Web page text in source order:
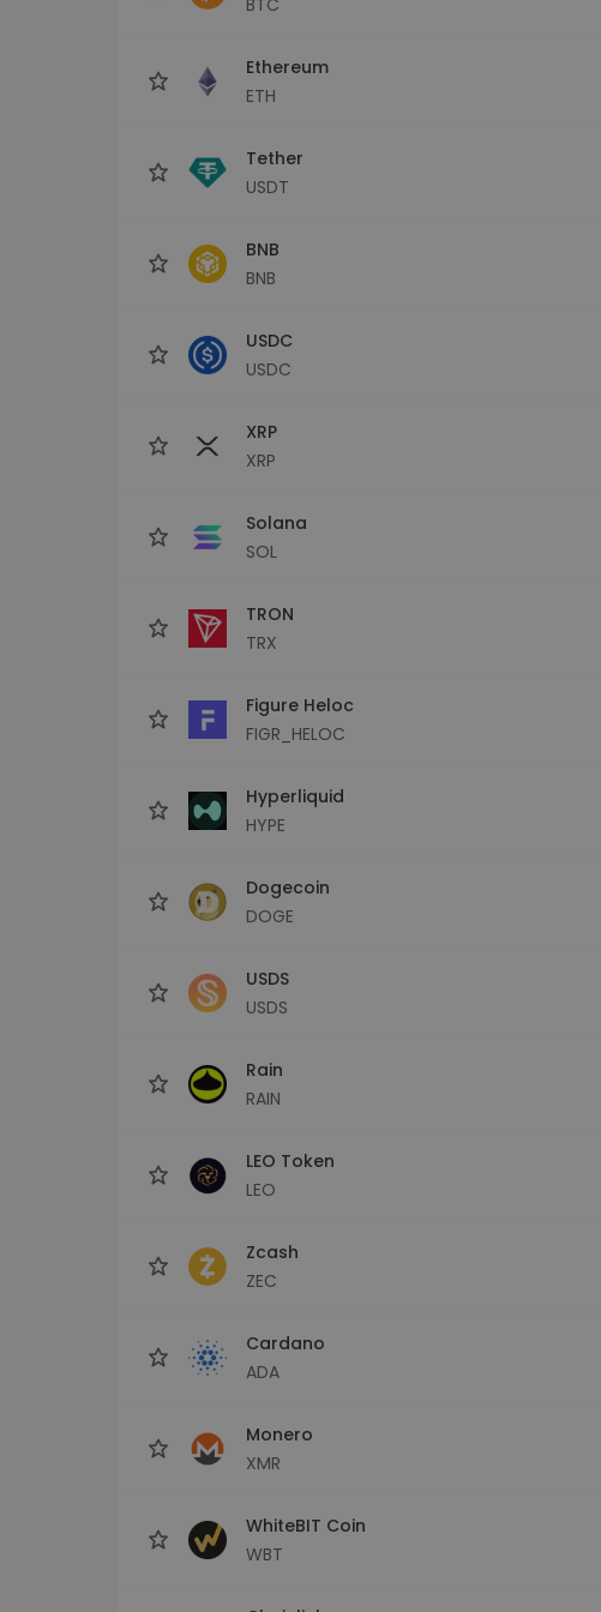
Ethereum
ETH
Tether
USDT
BNB
BNB
USDC
USDC
XRP
XRP
Solana
SOL
TRON
TRX
Figure Heloc
FIGR_HELOC
Hyperliquid
HYPE
Dogecoin
DOGE
USDS
USDS
Rain
RAIN
LEO Token
LEO
Zcash
ZEC
Cardano
ADA
Monero
XMR
WhiteBIT Coin
WBT